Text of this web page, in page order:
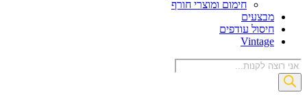
חימום ומוצרי חורף
עודפים